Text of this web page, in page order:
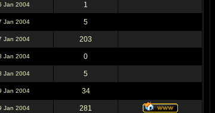
Jan 2004 1
Jan 2004 5
Jan 2004 203
Jan 2004 0
Jan 2004 5
Jan 2004 34
Jan 2004 281